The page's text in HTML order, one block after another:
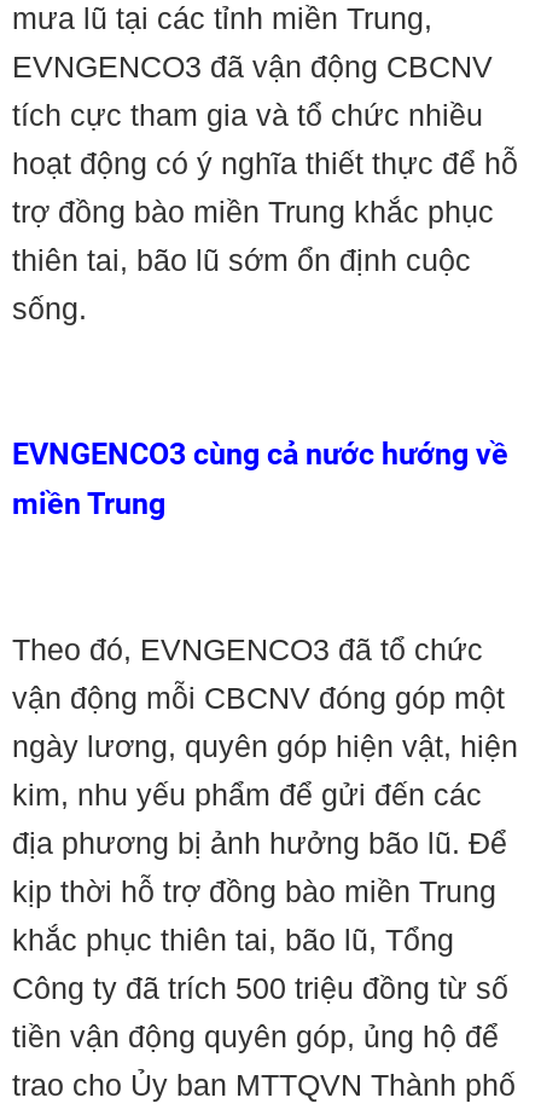
mưa lũ tại các tỉnh miền Trung,
EVNGENCO3 đã vận động CBCNV
tích cực tham gia và tổ chức nhiều
hoạt động có ý nghĩa thiết thực để hỗ
trợ đồng bào miền Trung khắc phục
thiên tai, bão lũ sớm ổn định cuộc
sống.
EVNGENCO3 cùng cả nước hướng về
miền Trung
Theo đó, EVNGENCO3 đã tổ chức
vận động mỗi CBCNV đóng góp một
ngày lương, quyên góp hiện vật, hiện
kim, nhu yếu phẩm để gửi đến các
địa phương bị ảnh hưởng bão lũ. Để
kịp thời hỗ trợ đồng bào miền Trung
khắc phục thiên tai, bão lũ, Tổng
Công ty đã trích 500 triệu đồng từ số
tiền vận động quyên góp, ủng hộ để
trao cho Ủy ban MTTQVN Thành phố